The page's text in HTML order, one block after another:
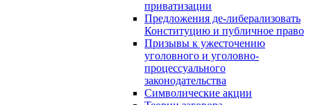
приватизации
Предложения де-либерализовать
Конституцию и публичное право
Призывы к ужесточению
уголовного и уголовно-
процессуального
законодательства
Символические акции